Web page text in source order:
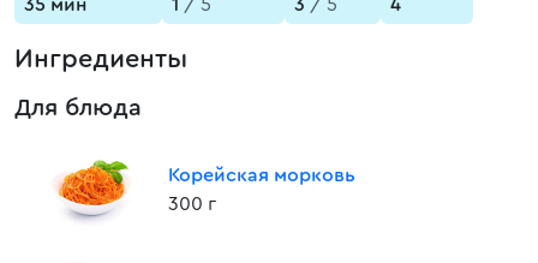
35 мин
1 / 5
3 / 5
4
Ингредиенты
Для блюда
Корейская морковь
300 г